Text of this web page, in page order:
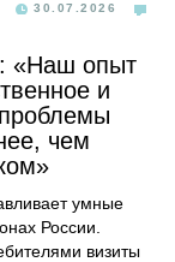
30.07.2026
«Наш опыт
и
чем
умные
России.
визиты